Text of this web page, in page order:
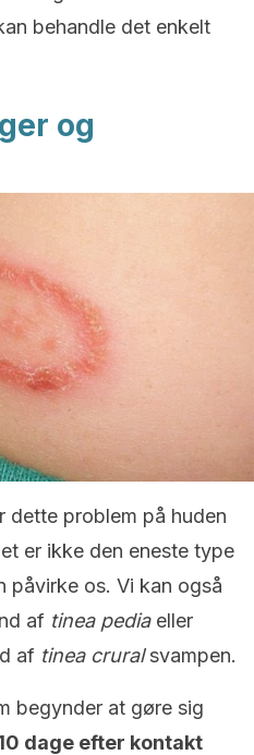
behandle det enkelt
og
dette problem på huden
er ikke den eneste type
påvirke os. Vi kan også
af tinea pediaeller
af tinea cruralsvampen.
begynder at gøre sig
dage efter kontakt